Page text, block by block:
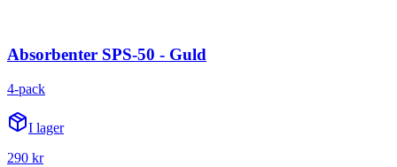
Absorbenter SPS-50 - Guld
4-pack
I lager
290 kr